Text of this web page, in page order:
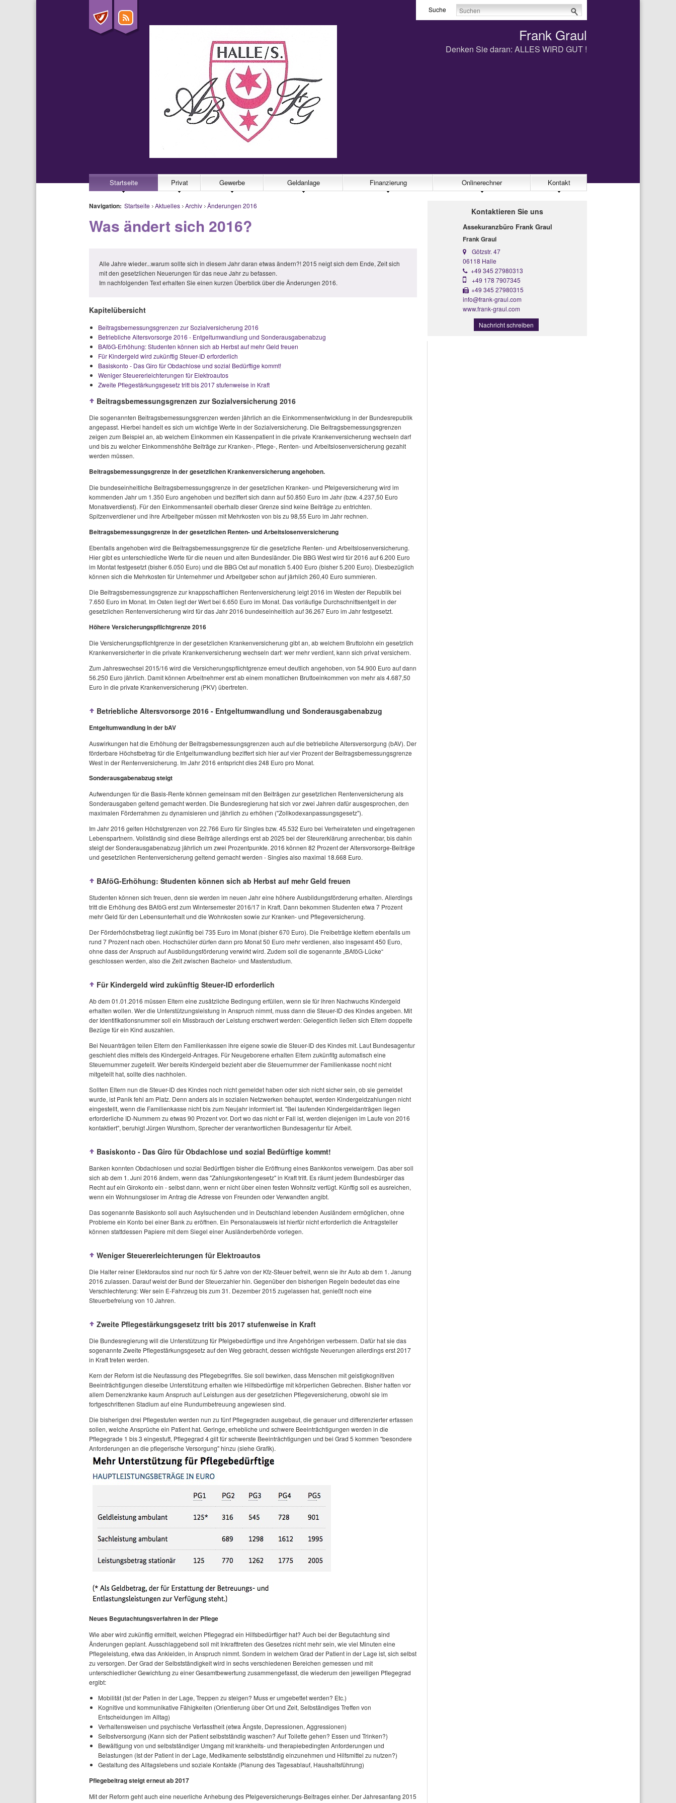
Suche
Frank Graul
Denken Sie daran: ALLES WIRD GUT !
Startseite Privat Gewerbe Geldanlage Finanzierung Onlinerechner Kontakt
Navigation: Startseite Aktuelles Archiv Änderungen 2016
Was ändert sich 2016?
Alle Jahre wieder...warum sollte sich in diesem Jahr daran etwas ändern?! 2015 neigt sich dem Ende, Zeit sich
mit den gesetzlichen Neuerungen für das neue Jahr zu befassen.
Im nachfolgenden Text erhalten Sie einen kurzen Überblick über die Änderungen 2016.
Kapitelübersicht
Beitragsbemessungsgrenzen zur Sozialversicherung 2016
Betriebliche Altersvorsorge 2016 - Entgeltumwandlung und Sonderausgabenabzug
BAföG-Erhöhung: Studenten können sich ab Herbst auf mehr Geld freuen
Für Kindergeld wird zukünftig Steuer-ID erforderlich
Basiskonto - Das Giro für Obdachlose und sozial Bedürftige kommt!
Weniger Steuererleichterungen für Elektroautos
Zweite Pflegestärkungsgesetz tritt bis 2017 stufenweise in Kraft
Beitragsbemessungsgrenzen zur Sozialversicherung 2016
Die sogenannten Beitragsbemessungsgrenzen werden jährlich an die Einkommensentwicklung in der Bundesrepublik
angepasst. Hierbei handelt es sich um wichtige Werte in der Sozialversicherung. Die Beitragsbemessungsgrenzen
zeigen zum Beispiel an, ab welchem Einkommen ein Kassenpatient in die private Krankenversicherung wechseln darf
und bis zu welcher Einkommenshöhe Beiträge zur Kranken-, Pflege-, Renten- und Arbeitslosenversicherung gezahlt
werden müssen.
Beitragsbemessungsgrenze in der gesetzlichen Krankenversicherung angehoben.
Die bundeseinheitliche Beitragsbemessungsgrenze in der gesetzlichen Kranken- und Pfelgeversicherung wird im
kommenden Jahr um 1.350 Euro angehoben und beziffert sich dann auf 50.850 Euro im Jahr (bzw. 4.237,50 Euro
Monatsverdienst). Für den Einkommensanteil oberhalb dieser Grenze sind keine Beiträge zu entrichten.
Spitzenverdiener und ihre Arbeitgeber müssen mit Mehrkosten von bis zu 98,55 Euro im Jahr rechnen.
Beitragsbemessungsgrenze in der gesetzlichen Renten- und Arbeitslosenversicherung
Ebenfalls angehoben wird die Beitragsbemessungsgrenze für die gesetzliche Renten- und Arbeitslosenversicherung.
Hier gibt es unterschiedliche Werte für die neuen und alten Bundesländer. Die BBG West wird für 2016 auf 6.200 Euro
im Montat festgesetzt (bisher 6.050 Euro) und die BBG Ost auf monatlich 5.400 Euro (bisher 5.200 Euro). Diesbezüglich
können sich die Mehrkosten für Unternehmer und Arbeitgeber schon auf järhlich 260,40 Euro summieren.
Die Beitragsbemessungsgrenze zur knappschaftlichen Rentenversicherung leigt 2016 im Westen der Republik bei
7.650 Euro im Monat. Im Osten liegt der Wert bei 6.650 Euro im Monat. Das vorläufige Durchschnittsentgelt in der
gesetzlichen Rentenversicherung wird für das Jahr 2016 bundeseinheitlich auf 36.267 Euro im Jahr festgesetzt.
Höhere Versicherungspflichtgrenze 2016
Die Versicherungspflichtgrenze in der gesetzlichen Krankenversicherung gibt an, ab welchem Bruttolohn ein gesetzlich
Krankenversicherter in die private Krankenversicherung wechseln darf: wer mehr verdient, kann sich privat versichern.
Zum Jahreswechsel 2015/16 wird die Versicherungspflichtgrenze erneut deutlich angehoben, von 54.900 Euro auf dann
56.250 Euro jährlich. Damit können Arbeitnehmer erst ab einem monatlichen Bruttoeinkommen von mehr als 4.687,50
Euro in die private Krankenversicherung (PKV) übertreten.
Betriebliche Altersvorsorge 2016 - Entgeltumwandlung und Sonderausgabenabzug
Entgeltumwandlung in der bAV
Auswirkungen hat die Erhöhung der Beitragsbemessungsgrenzen auch auf die betriebliche Altersversorgung (bAV). Der
förderbare Höchstbetrag für die Entgeltumwandlung beziffert sich hier auf vier Prozent der Beitragsbemessungsgrenze
West in der Rentenversicherung. Im Jahr 2016 entspricht dies 248 Euro pro Monat.
Sonderausgabenabzug steigt
Aufwendungen für die Basis-Rente können gemeinsam mit den Beiträgen zur gesetzlichen Rentenversicherung als
Sonderausgaben geltend gemacht werden. Die Bundesregierung hat sich vor zwei Jahren dafür ausgesprochen, den
maximalen Förderrahmen zu dynamisieren und jährlich zu erhöhen ("Zollkodexanpassungsgesetz").
Im Jahr 2016 gelten Höchstgrenzen von 22.766 Euro für Singles bzw. 45.532 Euro bei Verheirateten und eingetragenen
Lebenspartnern. Vollständig sind diese Beiträge allerdings erst ab 2025 bei der Steurerklärung anrechenbar, bis dahin
steigt der Sonderausgabenabzug jährlich um zwei Prozentpunkte. 2016 können 82 Prozent der Altersvorsorge-Beiträge
und gesetzlichen Rentenversicherung geltend gemacht werden - Singles also maximal 18.668 Euro.
BAföG-Erhöhung: Studenten können sich ab Herbst auf mehr Geld freuen
Studenten können sich freuen, denn sie werden im neuen Jahr eine höhere Ausbildungsförderung erhalten. Allerdings
tritt die Erhöhung des BAföG erst zum Wintersemester 2016/17 in Kraft. Dann bekommen Studenten etwa 7 Prozent
mehr Geld für den Lebensunterhalt und die Wohnkosten sowie zur Kranken- und Pflegeversicherung.
Der Förderhöchstbetrag liegt zukünftig bei 735 Euro im Monat (bisher 670 Euro). Die Freibeträge klettern ebenfalls um
rund 7 Prozent nach oben. Hochschüler dürfen dann pro Monat 50 Euro mehr verdienen, also insgesamt 450 Euro,
ohne dass der Anspruch auf Ausbildungsförderung verwirkt wird. Zudem soll die sogenannte „BAföG-Lücke“
geschlossen werden, also die Zeit zwischen Bachelor- und Masterstudium.
Für Kindergeld wird zukünftig Steuer-ID erforderlich
Ab dem 01.01.2016 müssen Eltern eine zusätzliche Bedingung erfüllen, wenn sie für ihren Nachwuchs Kindergeld
erhalten wollen. Wer die Unterstützungsleistung in Anspruch nimmt, muss dann die Steuer-ID des Kindes angeben. Mit
der Identifikationsnummer soll ein Missbrauch der Leistung erschwert werden: Gelegentlich ließen sich Eltern doppelte
Bezüge für ein Kind auszahlen.
Bei Neuanträgen teilen Eltern den Familienkassen ihre eigene sowie die Steuer-ID des Kindes mit. Laut Bundesagentur
geschieht dies mittels des Kindergeld-Antrages. Für Neugeborene erhalten Eltern zukünfitg automatisch eine
Steuernummer zugeteilt. Wer bereits Kindergeld bezieht aber die Steuernummer der Familienkasse nocht nicht
mitgeteilt hat, sollte dies nachholen.
Sollten Eltern nun die Steuer-ID des Kindes noch nicht gemeldet haben oder sich nicht sicher sein, ob sie gemeldet
wurde, ist Panik fehl am Platz. Denn anders als in sozialen Netzwerken behauptet, werden Kindergeldzahlungen nicht
eingestellt, wenn die Familienkasse nicht bis zum Neujahr informiert ist. "Bei laufenden Kindergeldanträgen liegen
erforderliche ID-Nummern zu etwas 90 Prozent vor. Dort wo das nicht er Fall ist, werden diejenigen im Laufe von 2016
kontaktiert", beruhigt Jürgen Wursthorn, Sprecher der verantwortlichen Bundesagentur für Arbeit.
Basiskonto - Das Giro für Obdachlose und sozial Bedürftige kommt!
Banken konnten Obdachlosen und sozial Bedürftigen bisher die Eröffnung eines Bankkontos verweigern. Das aber soll
sich ab dem 1. Juni 2016 ändern, wenn das "Zahlungskontengesetz" in Kraft tritt. Es räumt jedem Bundesbürger das
Recht auf ein Girokonto ein - selbst dann, wenn er nicht über einen festen Wohnsitz verfügt. Künftig soll es ausreichen,
wenn ein Wohnungsloser im Antrag die Adresse von Freunden oder Verwandten angibt.
Das sogenannte Basiskonto soll auch Asylsuchenden und in Deutschland lebenden Ausländern ermöglichen, ohne
Probleme ein Konto bei einer Bank zu eröffnen. Ein Personalausweis ist hierfür nicht erforderlich die Antragsteller
können stattdessen Papiere mit dem Siegel einer Ausländerbehörde vorlegen.
Weniger Steuererleichterungen für Elektroautos
Die Halter reiner Elektorautos sind nur noch für 5 Jahre von der Kfz-Steuer befreit, wenn sie ihr Auto ab dem 1. Janung
2016 zulassen. Darauf weist der Bund der Steuerzahler hin. Gegenüber den bisherigen Regeln bedeutet das eine
Verschlechterung: Wer sein E-Fahrzeug bis zum 31. Dezember 2015 zugelassen hat, genießt noch eine
Steuerbefreiung von 10 Jahren.
Zweite Pflegestärkungsgesetz tritt bis 2017 stufenweise in Kraft
Die Bundesregierung will die Unterstützung für Pfelgebedürftige und ihre Angehörigen verbessern. Dafür hat sie das
sogenannte Zweite Pflegestärkungsgesetz auf den Weg gebracht, dessen wichtigste Neuerungen allerdings erst 2017
in Kraft treten werden.
Kern der Reform ist die Neufassung des Pflegebegriffes. Sie soll bewirken, dass Menschen mit geistigkognitiven
Beeinträchtigungen dieselbe Unterstützung erhalten wie Hilfsbedürftige mit körperlichen Gebrechen. Bisher hatten vor
allem Demenzkranke kaum Anspruch auf Leistungen aus der gesetzlichen Pflegeversicherung, obwohl sie im
fortgeschrittenen Stadium auf eine Rundumbetreuung angewiesen sind.
Die bisherigen drei Pflegestufen werden nun zu fünf Pflegegraden ausgebaut, die genauer und differenzierter erfassen
sollen, welche Ansprüche ein Patient hat. Geringe, erhebliche und schwere Beeinträchtigungen werden in die
Pflegegrade 1 bis 3 eingestuft, Pflegegrad 4 gilt für schwerste Beeinträchtigungen und bei Grad 5 kommen "besondere
Anforderungen an die pflegerische Versorgung" hinzu (siehe Grafik).
Neues Begutachtungsverfahren in der Pflege
Wie aber wird zukünftig ermittelt, welchen Pflegegrad ein Hilfsbedürftiger hat? Auch bei der Begutachtung sind
Änderungen geplant. Ausschlaggebend soll mit Inkrafttreten des Gesetzes nicht mehr sein, wie viel Minuten eine
Pflegeleistung, etwa das Ankleiden, in Anspruch nimmt. Sondern in welchem Grad der Patient in der Lage ist, sich selbst
zu versorgen. Der Grad der Selbstständigkeit wird in sechs verschiedenen Bereichen gemessen und mit
unterschiedlicher Gewichtung zu einer Gesamtbewertung zusammengefasst, die wiederum den jeweiligen Pflegegrad
ergibt:
Mobilität (Ist der Patien in der Lage, Treppen zu steigen? Muss er umgebettet werden? Etc.)
Kognitive und kommunikative Fähigkeiten (Orientierung über Ort und Zeit, Selbständiges Treffen von
Entscheidungen im Alltag)
Verhaltensweisen und psychische Verfasstheit (etwa Ängste, Depressionen, Aggressionen)
Selbstversorgung (Kann sich der Patient selbstständig waschen? Auf Toilette gehen? Essen und Trinken?)
Bewältigung von und selbstständiger Umgang mit krankheits- und therapiebedingten Anforderungen und
Belastungen (Ist der Patient in der Lage, Medikamente selbstständig einzunehmen und Hilfsmittel zu nutzen?)
Gestaltung des Alltagslebens und soziale Kontakte (Planung des Tagesablauf, Haushaltsführung)
Pflegebeitrag steigt erneut ab 2017
Mit der Reform geht auch eine neuerliche Anhebung des Pfelgeversicherungs-Beitrages einher. Der Jahresanfang 2015
Kontaktieren Sie uns
Assekuranzbüro Frank Graul
Frank Graul
Götzstr. 47
06118 Halle
+49 345 27980313
+49 178 7907345
+49 345 27980315
info@frank-graul.com
www.frank-graul.com
Nachricht schreiben